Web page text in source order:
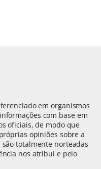
em organismos
com base em
oficiais, de modo que
opiniões sobre a
totalmente norteadas
nos atribui e pelo